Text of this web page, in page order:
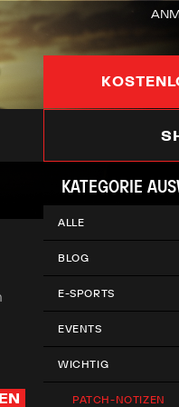
KATEGORIE
ALLE
BLOG
E-SPORTS
EVENTS
WICHTIG
PATCH-NOTIZEN